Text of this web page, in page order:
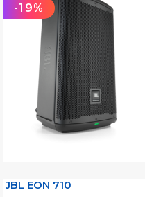
-19%
JBL EON 710